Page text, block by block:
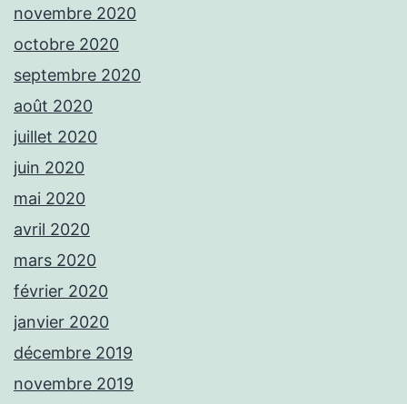
novembre 2020
octobre 2020
septembre 2020
août 2020
juillet 2020
juin 2020
mai 2020
avril 2020
mars 2020
février 2020
janvier 2020
décembre 2019
novembre 2019